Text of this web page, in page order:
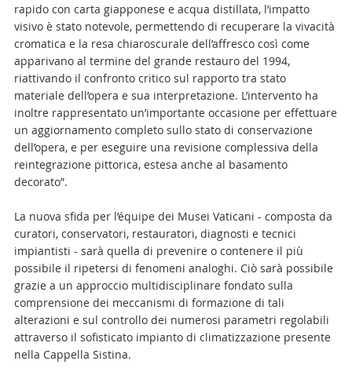
rapido con carta giapponese e acqua distillata, l’impatto
visivo è stato notevole, permettendo di recuperare la vivacità
cromatica e la resa chiaroscurale dell’affresco così come
apparivano al termine del grande restauro del 1994,
riattivando il confronto critico sul rapporto tra stato
materiale dell’opera e sua interpretazione. L’intervento ha
inoltre rappresentato un’importante occasione per effettuare
un aggiornamento completo sullo stato di conservazione
dell’opera, e per eseguire una revisione complessiva della
reintegrazione pittorica, estesa anche al basamento
decorato”.
La nuova sfida per l’équipe dei Musei Vaticani - composta da
curatori, conservatori, restauratori, diagnosti e tecnici
impiantisti - sarà quella di prevenire o contenere il più
possibile il ripetersi di fenomeni analoghi. Ciò sarà possibile
grazie a un approccio multidisciplinare fondato sulla
comprensione dei meccanismi di formazione di tali
alterazioni e sul controllo dei numerosi parametri regolabili
attraverso il sofisticato impianto di climatizzazione presente
nella Cappella Sistina.